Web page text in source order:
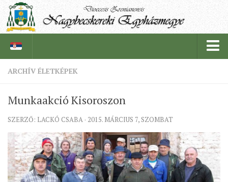
PÜSPÖK
TÖRTÉNELEM
EGYHÁZI INTÉZMÉNYEINK
EGYHÁZMEGYEI LEVÉLTÁR
LELKIPÁSZTOROK
ARCHÍV ÉLETKÉPEK
Munkaakció Kisoroszon
SZERZŐ: LACKÓ CSABA · 2015. MÁRCIUS 7, SZOMBAT